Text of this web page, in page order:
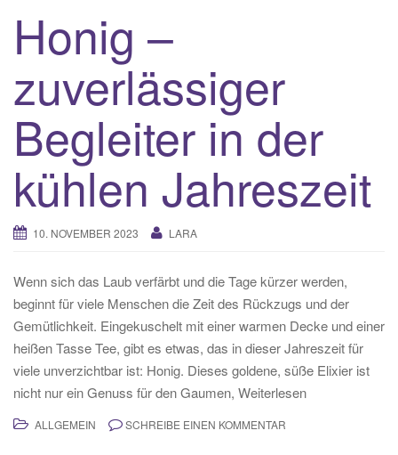
Honig –
zuverlässiger
Begleiter in der
kühlen Jahreszeit
10. NOVEMBER 2023 LARA
Wenn sich das Laub verfärbt und die Tage kürzer werden,
beginnt für viele Menschen die Zeit des Rückzugs und der
Gemütlichkeit. Eingekuschelt mit einer warmen Decke und einer
heißen Tasse Tee, gibt es etwas, das in dieser Jahreszeit für
viele unverzichtbar ist: Honig. Dieses goldene, süße Elixier ist
nicht nur ein Genuss für den Gaumen, Weiterlesen
ALLGEMEIN SCHREIBE EINEN KOMMENTAR